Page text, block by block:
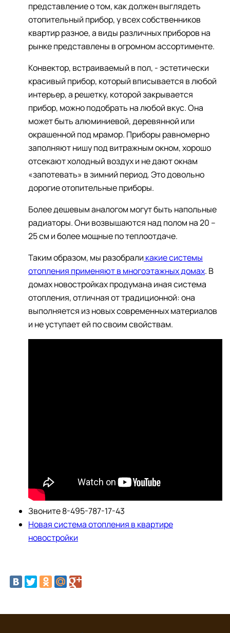
представление о том, как должен выглядеть
отопительный прибор, у всех собственников
квартир разное, а виды различных приборов на
рынке представлены в огромном ассортименте.
Конвектор, встраиваемый в пол, - эстетически
красивый прибор, который вписывается в любой
интерьер, а решетку, которой закрывается
прибор, можно подобрать на любой вкус. Она
может быть алюминиевой, деревянной или
окрашенной под мрамор. Приборы равномерно
заполняют нишу под витражным окном, хорошо
отсекают холодный воздух и не дают окнам
«запотевать» в зимний период. Это довольно
дорогие отопительные приборы.
Более дешевым аналогом могут быть напольные
радиаторы. Они возвышаются над полом на 20 –
25 см и более мощные по теплоотдаче.
Таким образом, мы разобрали какие системы
отопления применяют в многоэтажных домах. В
домах новостройках продумана иная система
отопления, отличная от традиционной: она
выполняется из новых современных материалов
и не уступает ей по своим свойствам.
Звоните 8-495-787-17-43
Новая система отопления в квартире
новостройки